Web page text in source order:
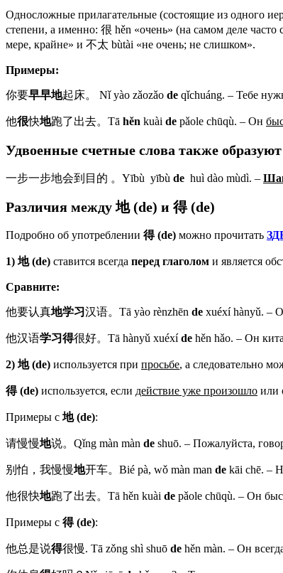
Односложные прилагательные (состоящие из одного
степени, а именно: 很 hěn «очень» (на самом деле
мере, крайне» и 不太 bùtài «не очень; не слишком».
Примеры:
你要早早地起床。 Nǐ yào zǎozǎo de qǐchuáng. – Тебе
他很快地跑了出去。Tā hěn kuài de pǎole chūqù. – Он
Удвоенные счетные слова также
一步一步地会到目的 。Yībù yībù de huì dào mùdì. –
Различия между 地(de) и 得(de)
Подробно об употреблении 得(de) можно прочитать
1) 地(de) ставится всегда перед глаголом и является
Сравните:
他要认真地学习汉语。Tā yào rènzhēn de xuéxí hànyǔ. –
他汉语学习得很好。Tā hànyǔ xuéxíde hěn hǎo. – Он
2) 地(de) используется при просьбе, а следовательно
得(de) используется, если действие уже произошло или
Примеры с 地(de):
请慢慢地说。Qǐng màn màn de shuō. – Пожалуйста,
别怕，我慢慢地开车。Bié pà, wǒ màn man de kāi chē. –
他很快地跑了出去。Tā hěn kuài de pǎole chūqù. – Он
Примеры с 得(de):
他总是说得很慢. Tā zǒng shì shuō de hěn màn. – Он